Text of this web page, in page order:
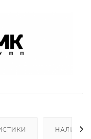
НАЛИЧИЕ